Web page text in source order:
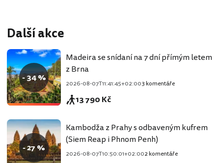
Další akce
- 34 %
Madeira se snídaní na 7 dní přímým letem
z Brna
2026-08-07T11:41:45+02:003 komentáře
13 790 Kč
- 27 %
Kambodža z Prahy s odbaveným kufrem
(Siem Reap i Phnom Penh)
2026-08-07T10:50:01+02:002 komentáře